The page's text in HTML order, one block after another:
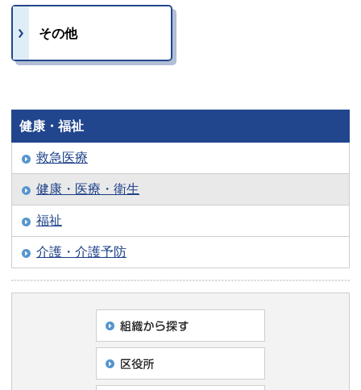
その他
健康・福祉
救急医療
健康・医療・衛生
福祉
介護・介護予防